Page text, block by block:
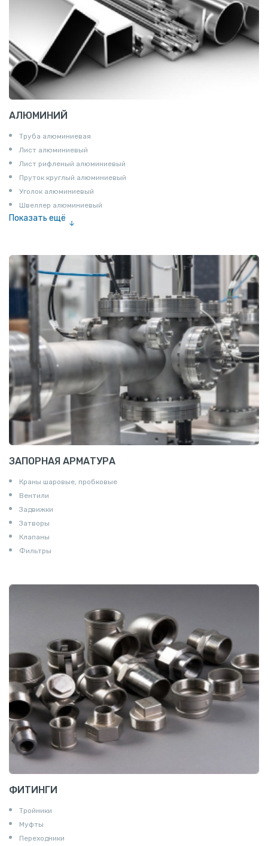
АЛЮМИНИЙ
Труба алюминиевая
Лист алюминиевый
Лист рифленый алюминиевый
Пруток круглый алюминиевый
Уголок алюминиевый
Швеллер алюминиевый
Показать ещё
Шина электротехническая
Алюминиевая плита
Z профиль алюминиевый
Т профиль алюминиевый
Пруток квадратный алюминиевый
Полоса алюминиевая
Пруток шестигранный алюминиевый
ЗАПОРНАЯ АРМАТУРА
Краны шаровые, пробковые
Вентили
Задвижки
Затворы
Клапаны
Фильтры
ФИТИНГИ
Тройники
Муфты
Переходники